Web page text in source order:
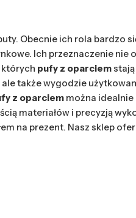
Obecnie ich rola bardzo
Ich przeznaczenie nie
których pufy z oparciem
także wygodzie
z oparciem można
materiałów i precyzją
na prezent. Nasz sklep